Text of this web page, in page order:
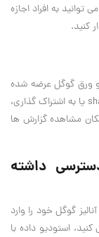
به افراد اجازه
کنید.
و ورق گوگل عرضه شده
است. با استفاده از این ابزار، با فشار دادن یک کلید share یا به اشتراک گذاری،
مشاهده گزارش ها
داشته
گوگل خود را وارد
استودیو داده با